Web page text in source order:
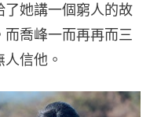
了她講一個窮人的故
喬峰一而再再而三
信他。